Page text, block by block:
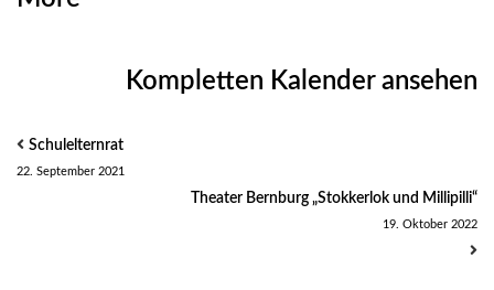
Kompletten Kalender ansehen
Schulelternrat
22. September 2021
Theater Bernburg „Stokkerlok und Millipilli“
19. Oktober 2022